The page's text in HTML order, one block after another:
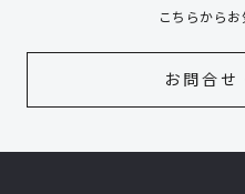
こちらからお
お問合せ